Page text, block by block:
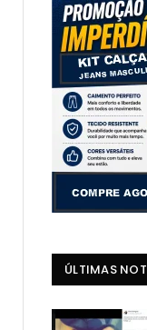
ÚLTIMAS